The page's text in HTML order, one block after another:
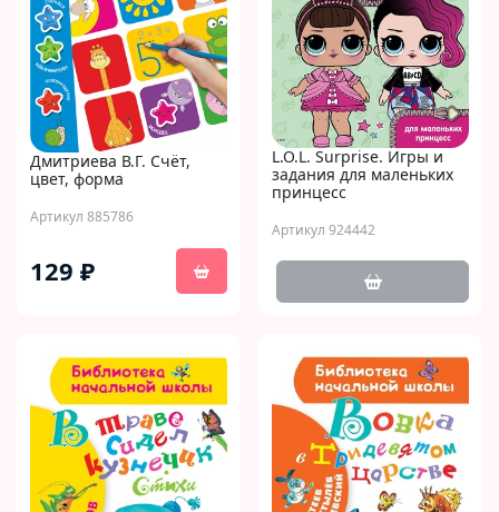
Дмитриева В.Г. Счёт,
цвет, форма
Артикул 885786
129 ₽
L.O.L. Surprise. Игры и
задания для маленьких
принцесс
Артикул 924442